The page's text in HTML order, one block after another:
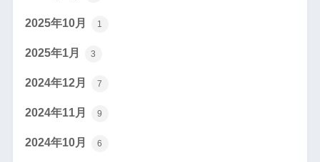
2025年10月 1
2025年1月 3
2024年12月 7
2024年11月 9
2024年10月 6